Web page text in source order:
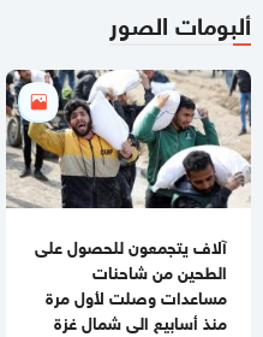
11:06 مساءاً
11:00 مساءاً
مصادر عسكرية: "إسرائيل" تقيّد
الهجمات 14 يومًا
ألبومات الصور
آلاف يتجمعون للحصول على
الطحين من شاحنات
مساعدات وصلت لأول مرة
منذ أسابيع الى شمال غزة